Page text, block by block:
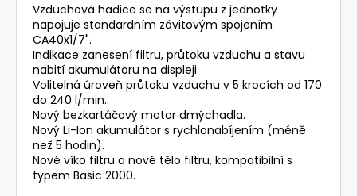
Vzduchová hadice se na výstupu z jednotky
napojuje standardním závitovým spojením
CA40x1/7".
Indikace zanesení filtru, průtoku vzduchu a stavu
nabití akumulátoru na displeji.
Volitelná úroveň průtoku vzduchu v 5 krocích od 170
do 240 l/min..
Nový bezkartáčový motor dmýchadla.
Nový Li-Ion akumulátor s rychlonabíjením (méně
než 5 hodin).
Nové víko filtru a nové tělo filtru, kompatibilní s
typem Basic 2000.